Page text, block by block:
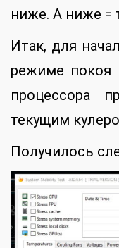
ниже. А ниже =
Итак, для
режиме покоя
процессора
текущим
Получилось